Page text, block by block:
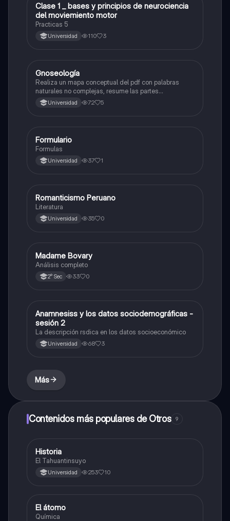
Otros
Clase 1 _ bases y principios de neurociencia
del moviemiento motor
Practicas 5
Universidad 110 3
Otros
Gnoseología
Realiza un mapa conceptual del pdf con palabras
naturales no complejas, resume las partes
importantes
Universidad 72 5
Otros
Formulario
Formulas
Universidad 37 1
Otros
Romanticismo Peruano
Literatura
Universidad 35 0
Otros
Madame Bovary
Análisis completo
2° Sec 33 0
Otros
Anamnesiss y los datos sociodemográficas -
sesión 2
La descripción rsdica en los datos socioeconómico
Universidad 68 3
Más
Contenidos más populares de Otros 9
Otros
Historia
El Tahuantinsuyo
Universidad 253 10
Otros
El átomo
Química